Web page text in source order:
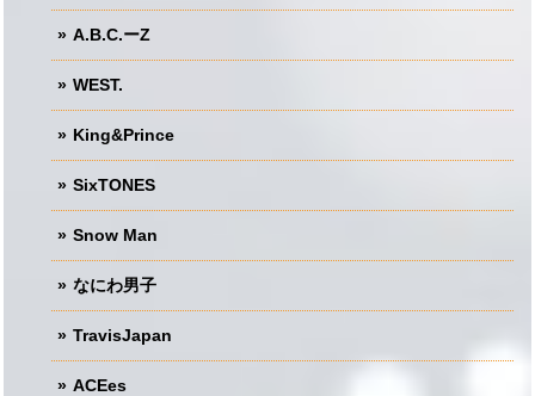
A.B.C.ーZ
WEST.
King&Prince
SixTONES
Snow Man
なにわ男子
TravisJapan
ACEes